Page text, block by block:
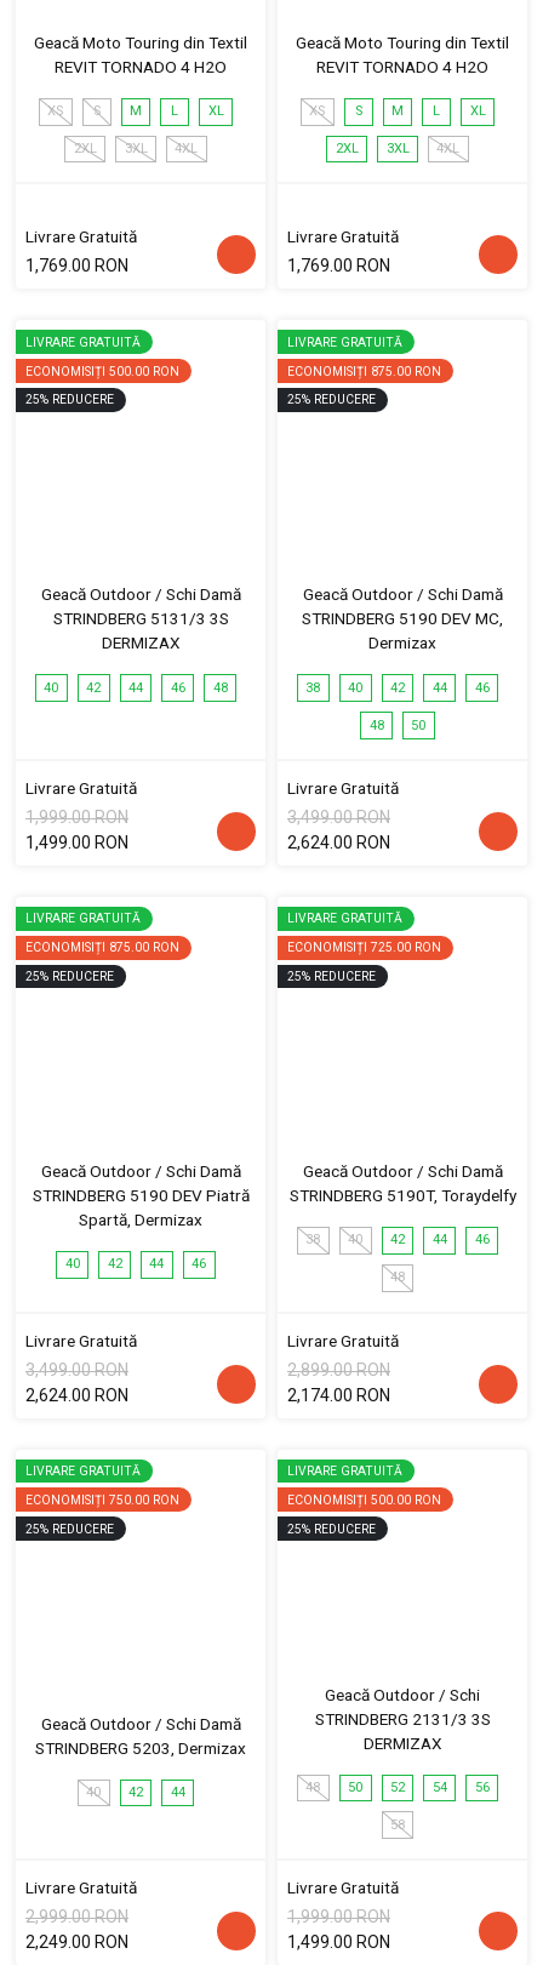
Geacă Moto Touring din Textil
REVIT TORNADO 4 H2O
XS S M L XL
2XL 3XL 4XL
Livrare Gratuită
1,769.00 RON
Geacă Moto Touring din Textil
REVIT TORNADO 4 H2O
XS S M L XL
2XL 3XL 4XL
Livrare Gratuită
1,769.00 RON
LIVRARE GRATUITĂ
ECONOMISIȚI 500.00 RON
25% REDUCERE
Geacă Outdoor / Schi Damă
STRINDBERG 5131/3 3S
DERMIZAX
40 42 44 46 48
Livrare Gratuită
1,999.00 RON
1,499.00 RON
LIVRARE GRATUITĂ
ECONOMISIȚI 875.00 RON
25% REDUCERE
Geacă Outdoor / Schi Damă
STRINDBERG 5190 DEV MC,
Dermizax
38 40 42 44 46
48 50
Livrare Gratuită
3,499.00 RON
2,624.00 RON
LIVRARE GRATUITĂ
ECONOMISIȚI 875.00 RON
25% REDUCERE
Geacă Outdoor / Schi Damă
STRINDBERG 5190 DEV Piatră
Spartă, Dermizax
40 42 44 46
Livrare Gratuită
3,499.00 RON
2,624.00 RON
LIVRARE GRATUITĂ
ECONOMISIȚI 725.00 RON
25% REDUCERE
Geacă Outdoor / Schi Damă
STRINDBERG 5190T, Toraydelfy
38 40 42 44 46
48
Livrare Gratuită
2,899.00 RON
2,174.00 RON
LIVRARE GRATUITĂ
ECONOMISIȚI 750.00 RON
25% REDUCERE
Geacă Outdoor / Schi Damă
STRINDBERG 5203, Dermizax
40 42 44
Livrare Gratuită
2,999.00 RON
2,249.00 RON
LIVRARE GRATUITĂ
ECONOMISIȚI 500.00 RON
25% REDUCERE
Geacă Outdoor / Schi
STRINDBERG 2131/3 3S
DERMIZAX
48 50 52 54 56
58
Livrare Gratuită
1,999.00 RON
1,499.00 RON